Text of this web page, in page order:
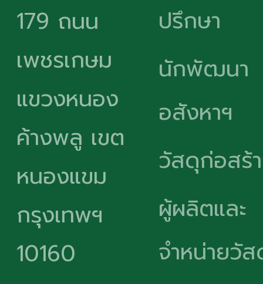
179 ถนน
เพชรเกษม
แขวงหนอง
ค้างพลู เขต
หนองแขม
กรุงเทพฯ
10160
ปรึกษา
นักพัฒนา
อสังหาฯ
วัสดุก่อสร้
ผู้ผลิตและ
จำหน่ายวั